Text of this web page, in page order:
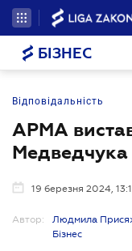
БІЗНЕС
Відповідальність
АРМА
Медведчука
19 березня 2024,
Автор:
Людмила
Бізнес